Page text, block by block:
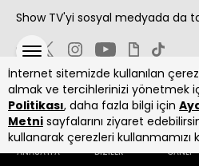
ANASAYFA DİZİLER CANLI
İnternet sitemizde kullanılan
almak ve tercihlerinizi yönetmek
Politikası, daha fazla bilgi için
Metni sayfalarını ziyaret
kullanarak çerezleri kullanmamızı
Show TV'yi sosyal medyada da
Copyright 2026 Show Televizyon